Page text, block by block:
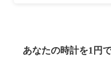
あなたの時計を1円